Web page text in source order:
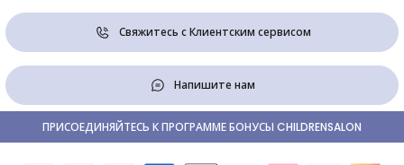
Свяжитесь с Клиентским сервисом
Напишите нам
ПРИСОЕДИНЯЙТЕСЬ К ПРОГРАММЕ БОНУСЫ CHILDRENSALON